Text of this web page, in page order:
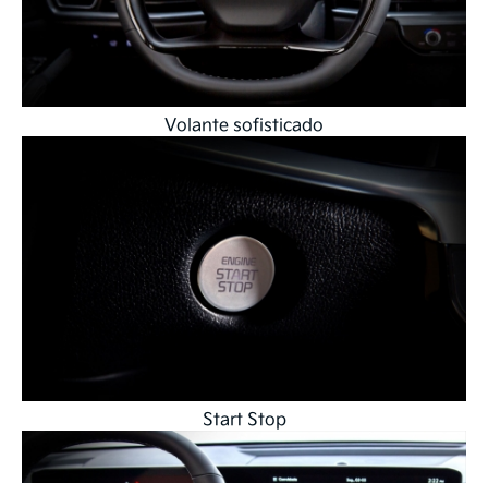
Volante sofisticado
Start Stop